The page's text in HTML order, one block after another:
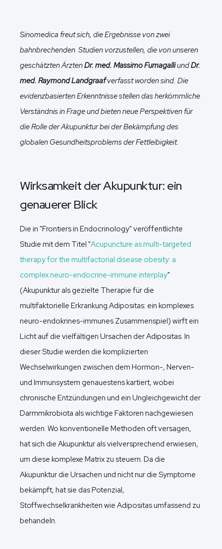
Sinomedica freut sich, die Ergebnisse von zwei
bahnbrechenden Studien vorzustellen, die von unseren
geschätzten ÄrztenDr. med. Massimo FumagalliundDr.
med. Raymond Landgraafverfasst worden sind. Die
evidenzbasierten Erkenntnisse stellen das herkömmliche
Verständnis in Frage und bieten neue Perspektiven für
die Rolle der Akupunktur bei der Bekämpfung des
globalen Gesundheitsproblems der Fettleibigkeit.
Wirksamkeit der Akupunktur: ein
genauerer Blick
Die in "Frontiers in Endocrinology" veröffentlichte
Studie mit dem Titel "Acupuncture as multi-targeted
therapy for the multifactorial disease obesity: a
complex neuro-endocrine-immune interplay"
(Akupunktur als gezielte Therapie für die
multifaktorielle Erkrankung Adipositas: ein komplexes
neuro-endokrines-immunes Zusammenspiel) wirft ein
Licht auf die vielfältigen Ursachen der Adipositas. In
dieser Studie werden die komplizierten
Wechselwirkungen zwischen dem Hormon-, Nerven-
und Immunsystem genauestens kartiert, wobei
chronische Entzündungen und ein Ungleichgewicht der
Darmmikrobiota als wichtige Faktoren nachgewiesen
werden. Wo konventionelle Methoden oft versagen,
hat sich die Akupunktur als vielversprechend erwiesen,
um diese komplexe Matrix zu steuern. Da die
Akupunktur die Ursachen und nicht nur die Symptome
bekämpft, hat sie das Potenzial,
Stoffwechselkrankheiten wie Adipositas umfassend zu
behandeln.